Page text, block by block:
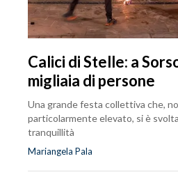
Calici di Stelle: a
migliaia di persone
Una grande festa collettiva che,
particolarmente elevato, si è
tranquillità
Mariangela Pala